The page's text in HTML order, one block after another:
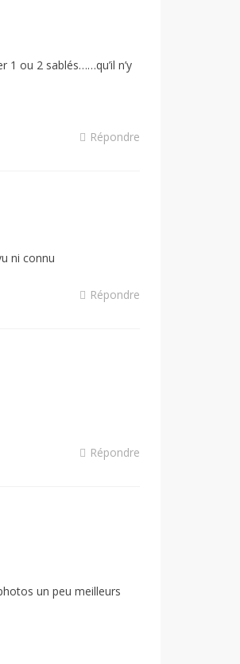
1 ou 2 sablés……qu’il n’y
Répondre
ni connu
Répondre
Répondre
un peu meilleurs